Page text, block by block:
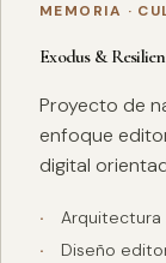
MEMORIA ·
Exodus &
Proyecto de
enfoque
digital
Diseño